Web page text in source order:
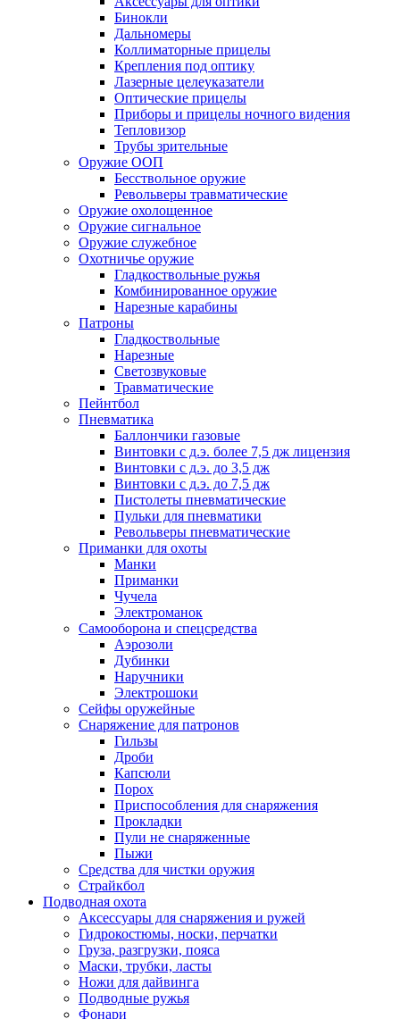
Бинокли
Дальномеры
Коллиматорные прицелы
Крепления под оптику
Лазерные целеуказатели
Оптические прицелы
Приборы и прицелы ночного видения
Тепловизор
Трубы зрительные
Оружие ООП
Бесствольное оружие
Револьверы травматические
Оружие охолощенное
Оружие сигнальное
Оружие служебное
Охотничье оружие
Гладкоствольные ружья
Комбинированное оружие
Нарезные карабины
Патроны
Гладкоствольные
Нарезные
Светозвуковые
Травматические
Пейнтбол
Пневматика
Баллончики газовые
Винтовки с д.э. более 7,5 дж лицензия
Винтовки с д.э. до 3,5 дж
Винтовки с д.э. до 7,5 дж
Пистолеты пневматические
Пульки для пневматики
Револьверы пневматические
Приманки для охоты
Манки
Приманки
Чучела
Электроманок
Самооборона и спецсредства
Аэрозоли
Дубинки
Наручники
Электрошоки
Сейфы оружейные
Снаряжение для патронов
Гильзы
Дроби
Капсюли
Порох
Приспособления для снаряжения
Прокладки
Пули не снаряженные
Пыжи
Средства для чистки оружия
Страйкбол
Подводная охота
Аксессуары для снаряжения и ружей
Гидрокостюмы, носки, перчатки
Груза, разгрузки, пояса
Маски, трубки, ласты
Ножи для дайвинга
Подводные ружья
Фонари